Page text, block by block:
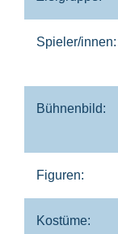
Spieler/innen:
Bühnenbild:
Figuren:
Kostüme: